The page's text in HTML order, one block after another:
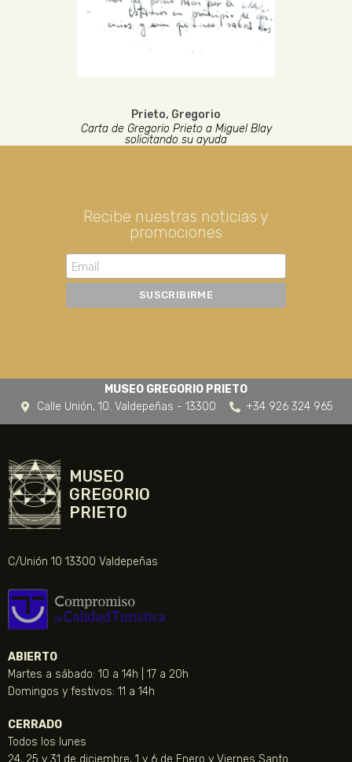
Prieto, Gregorio
Carta de Gregorio Prieto a Miguel Blay
solicitando su ayuda
Recibe nuestras noticias y
promociones
MUSEO GREGORIO PRIETO
Calle Unión, 10. Valdepeñas - 13300
+34 926 324 965
MUSEO
GREGORIO
PRIETO
C/Unión 10 13300 Valdepeñas
ABIERTO
Martes a sábado: 10 a 14h | 17 a 20h
Domingos y festivos: 11 a 14h
CERRADO
Todos los lunes
24, 25 y 31 de diciembre, 1 y 6 de Enero y Viernes Santo